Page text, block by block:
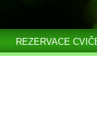
REZERVACE